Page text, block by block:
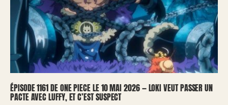
ÉPISODE 1161 DE ONE PIECE LE 10 MAI 2026 — LOKI VEUT PASSER UN
PACTE AVEC LUFFY, ET C’EST SUSPECT